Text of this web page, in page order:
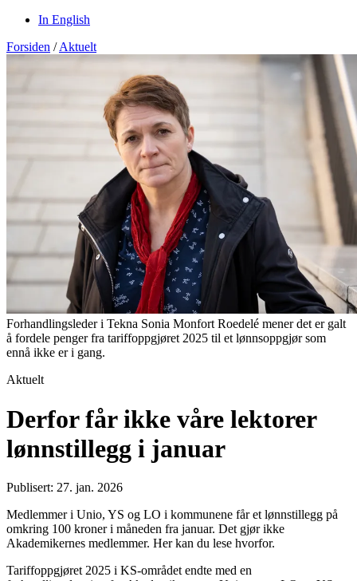
In English
Forsiden / Aktuelt
Forhandlingsleder i Tekna Sonia Monfort Roedelé mener det er galt
å fordele penger fra tariffoppgjøret 2025 til et lønnsoppgjør som
ennå ikke er i gang.
Aktuelt
Derfor får ikke våre lektorer
lønnstillegg i januar
Publisert: 27. jan. 2026
Medlemmer i Unio, YS og LO i kommunene får et lønnstillegg på
omkring 100 kroner i måneden fra januar. Det gjør ikke
Akademikernes medlemmer. Her kan du lese hvorfor.
Tariffoppgjøret 2025 i KS-området endte med en